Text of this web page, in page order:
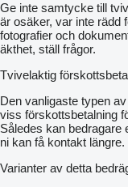
Green Star harrow
30HGSA in contrast
the tooth shape of
of Avers-Agro;
right angle;
the tooth or the entire
are individually
nuts;
an adjustable spring
on each section,
types of soil,
Ge inte samtycke till
är osäker, var inte rädd
fotografier och
äkthet, ställ frågor.
Tvivelaktig
Den vanligaste typen
viss förskottsbetalning
Således kan bedragare
ni kan få kontakt längre.
Varianter av detta